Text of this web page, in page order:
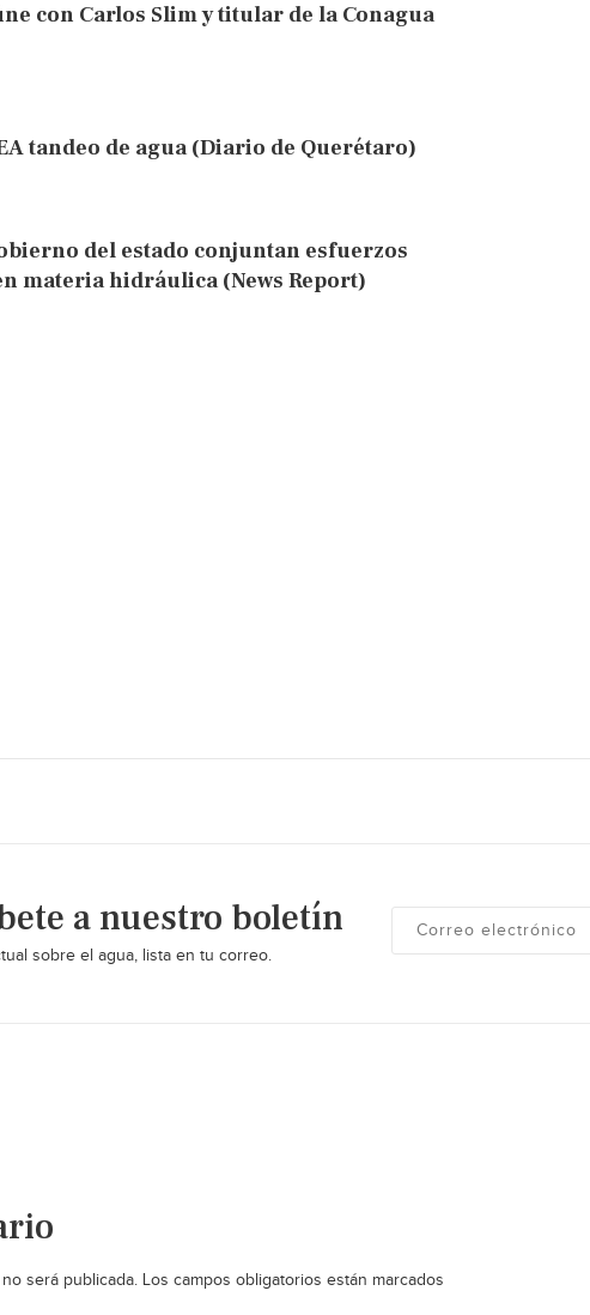
con Carlos Slim y titular de la Conagua
tandeo de agua (Diario de Querétaro)
del estado conjuntan esfuerzos
materia hidráulica (News Report)
a nuestro boletín
sobre el agua, lista en tu correo.
será publicada. Los campos obligatorios están marcados